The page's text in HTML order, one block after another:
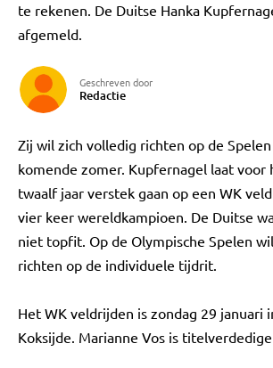
te rekenen. De Duitse Hanka
afgemeld.
Geschreven door
Redactie
Zij wil zich volledig richten op de
komende zomer. Kupfernagel laat voor
twaalf jaar verstek gaan op een WK
vier keer wereldkampioen. De Duitse
niet topfit. Op de Olympische Spelen
richten op de individuele tijdrit.
Het WK veldrijden is zondag 29 januari
Koksijde. Marianne Vos is